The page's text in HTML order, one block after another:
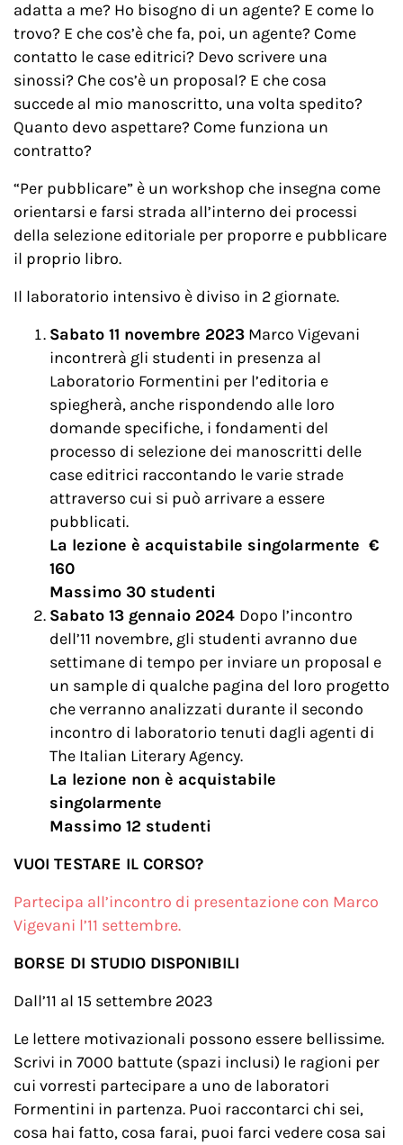
adatta a me? Ho bisogno di un agente? E come lo
trovo? E che cos’è che fa, poi, un agente? Come
contatto le case editrici? Devo scrivere una
sinossi? Che cos’è un proposal? E che cosa
succede al mio manoscritto, una volta spedito?
Quanto devo aspettare? Come funziona un
contratto?
“Per pubblicare” è un workshop che insegna come
orientarsi e farsi strada all’interno dei processi
della selezione editoriale per proporre e pubblicare
il proprio libro.
Il laboratorio intensivo è diviso in 2 giornate.
Sabato 11 novembre 2023 Marco Vigevani
incontrerà gli studenti in presenza al
Laboratorio Formentini per l’editoria e
spiegherà, anche rispondendo alle loro
domande specifiche, i fondamenti del
processo di selezione dei manoscritti delle
case editrici raccontando le varie strade
attraverso cui si può arrivare a essere
pubblicati.
La lezione è acquistabile singolarmente €
160
Massimo 30 studenti
Sabato 13 gennaio 2024 Dopo l’incontro
dell’11 novembre, gli studenti avranno due
settimane di tempo per inviare un proposal e
un sample di qualche pagina del loro progetto
che verranno analizzati durante il secondo
incontro di laboratorio tenuti dagli agenti di
The Italian Literary Agency.
La lezione non è acquistabile
singolarmente
Massimo 12 studenti
VUOI TESTARE IL CORSO?
Partecipa all’incontro di presentazione con Marco
Vigevani l’11 settembre.
BORSE DI STUDIO DISPONIBILI
Dall’11 al 15 settembre 2023
Le lettere motivazionali possono essere bellissime.
Scrivi in 7000 battute (spazi inclusi) le ragioni per
cui vorresti partecipare a uno de laboratori
Formentini in partenza. Puoi raccontarci chi sei,
cosa hai fatto, cosa farai, puoi farci vedere cosa sai